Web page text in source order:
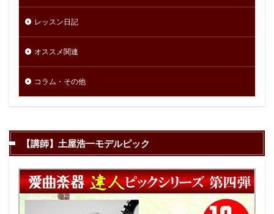
レッスン日記
オススメ関連
コラム・その他
【講師】土屋浩一モデルピック